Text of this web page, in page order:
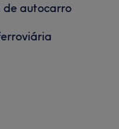
de autocarro